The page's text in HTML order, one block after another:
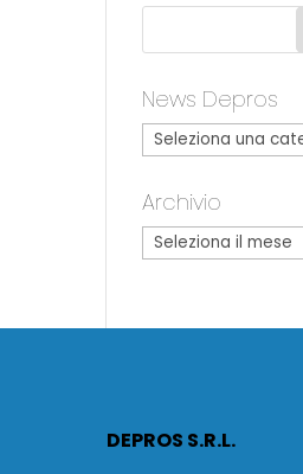
News Depros
Archivio
DEPROS S.R.L.